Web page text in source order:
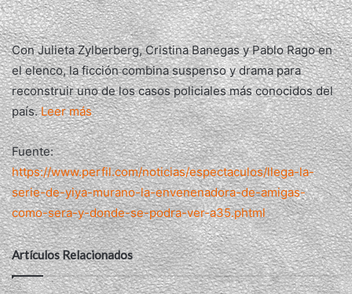
Con Julieta Zylberberg, Cristina Banegas y Pablo Rago en
el elenco, la ficción combina suspenso y drama para
reconstruir uno de los casos policiales más conocidos del
país.Leer más
Fuente:
https://www.perfil.com/noticias/espectaculos/llega-la-
serie-de-yiya-murano-la-envenenadora-de-amigas-
como-sera-y-donde-se-podra-ver-a35.phtml
Artículos Relacionados